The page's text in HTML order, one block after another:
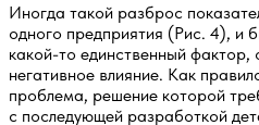
Иногда такой разброс
одного предприятия (Рис. 4), и
какой-то единственный
негативное влияние. Как
проблема, решение которой
с последующей разработкой